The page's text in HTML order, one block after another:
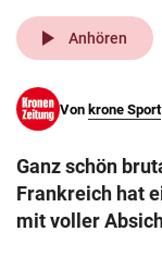
pin_drop
Wien
search
eingeben
play_arrow Anhören
Von krone Sport
Ganz schön
Frankreich hat
mit voller